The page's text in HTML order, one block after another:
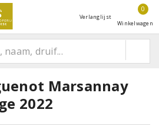
Verlanglijst
0
Winkelwagen
Marsannay
2022